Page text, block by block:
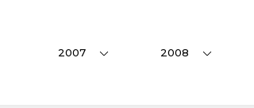
2007 2008